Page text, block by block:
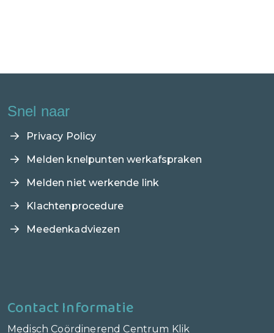
Snel naar
Privacy Policy
Melden knelpunten werkafspraken
Melden niet werkende link
Klachtenprocedure
Meedenkadviezen
Contact Informatie
Medisch Coördinerend Centrum Klik